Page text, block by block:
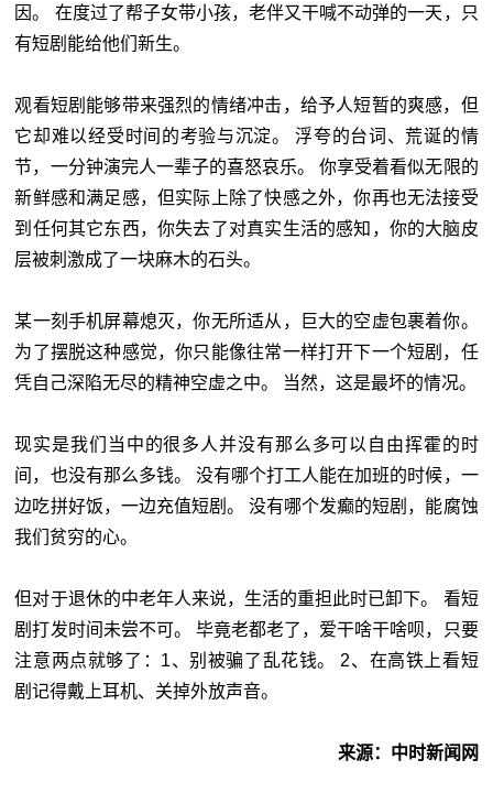
因。 在度过了帮子女带小孩，老伴又干喊不动弹的一天，只
有短剧能给他们新生。
观看短剧能够带来强烈的情绪冲击，给予人短暂的爽感，但
它却难以经受时间的考验与沉淀。 浮夸的台词、荒诞的情
节，一分钟演完人一辈子的喜怒哀乐。 你享受着看似无限的
新鲜感和满足感，但实际上除了快感之外，你再也无法接受
到任何其它东西，你失去了对真实生活的感知，你的大脑皮
层被刺激成了一块麻木的石头。
某一刻手机屏幕熄灭，你无所适从，巨大的空虚包裹着你。
为了摆脱这种感觉，你只能像往常一样打开下一个短剧，任
凭自己深陷无尽的精神空虚之中。 当然，这是最坏的情况。
现实是我们当中的很多人并没有那么多可以自由挥霍的时
间，也没有那么多钱。 没有哪个打工人能在加班的时候，一
边吃拼好饭，一边充值短剧。 没有哪个发癫的短剧，能腐蚀
我们贫穷的心。
但对于退休的中老年人来说，生活的重担此时已卸下。 看短
剧打发时间未尝不可。 毕竟老都老了，爱干啥干啥呗，只要
注意两点就够了：1、别被骗了乱花钱。 2、在高铁上看短
剧记得戴上耳机、关掉外放声音。
来源：中时新闻网